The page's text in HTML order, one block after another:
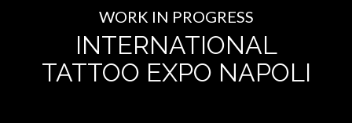
WORK IN PROGRESS
INTERNATIONAL
TATTOO EXPO NAPOLI